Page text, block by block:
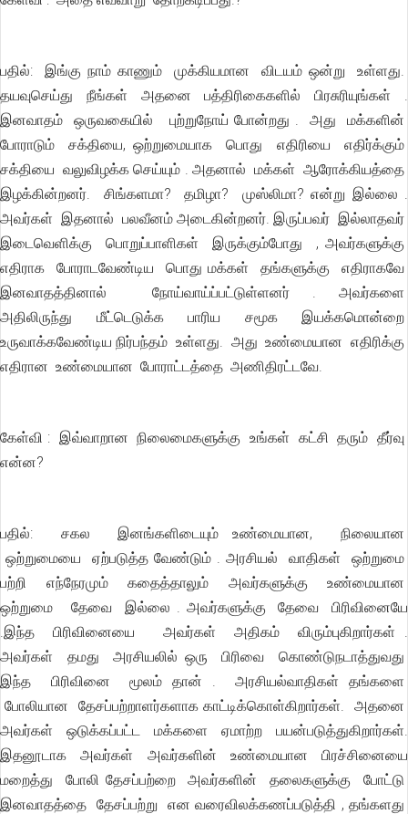
பதில்: இங்கு நாம் காணும் முக்கியமான விடயம் ஒன்று உள்ளது.
தயவுசெய்து நீங்கள் அதனை பத்திரிகைகளில் பிரசுரியுங்கள் .
இனவாதம் ஒருவகையில் புற்றுநோய் போன்றது . அது மக்களின்
போராடும் சக்தியை, ஒற்றுமையாக பொது எதிரியை எதிர்க்கும்
சக்தியை வலுவிழக்க செய்யும் . அதனால் மக்கள் ஆரோக்கியத்தை
இழக்கின்றனர். சிங்களமா? தமிழா? முஸ்லிமா? என்று இல்லை .
அவர்கள் இதனால் பலவீனம் அடைகின்றனர். இருப்பவர் இல்லாதவர்
இடைவெளிக்கு பொறுப்பாளிகள் இருக்கும்போது , அவர்களுக்கு
எதிராக போராடவேண்டிய பொது மக்கள் தங்களுக்கு எதிராகவே
இனவாதத்தினால் நோய்வாய்ப்பட்டுள்ளனர் . அவர்களை
அதிலிருந்து மீட்டெடுக்க பாரிய சமூக இயக்கமொன்றை
உருவாக்கவேண்டிய நிர்பந்தம் உள்ளது. அது உண்மையான எதிரிக்கு
எதிரான உண்மையான போராட்டத்தை அணிதிரட்டவே.
கேள்வி : இவ்வாறான நிலைமைகளுக்கு உங்கள் கட்சி தரும் தீர்வு
என்ன?
பதில்: சகல இனங்களிடையும் உண்மையான, நிலையான
ஒற்றுமையை ஏற்படுத்த வேண்டும் . அரசியல் வாதிகள் ஒற்றுமை
பற்றி எந்நேரமும் கதைத்தாலும் அவர்களுக்கு உண்மையான
ஒற்றுமை தேவை இல்லை . அவர்களுக்கு தேவை பிரிவினையே
.இந்த பிரிவினையை அவர்கள் அதிகம் விரும்புகிறார்கள் .
அவர்கள் தமது அரசியலில் ஒரு பிரிவை கொண்டுநடாத்துவது
இந்த பிரிவினை மூலம் தான் . அரசியல்வாதிகள் தங்களை
போலியான தேசப்பற்றாளர்களாக காட்டிக்கொள்கிறார்கள். அதனை
அவர்கள் ஒடுக்கப்பட்ட மக்களை ஏமாற்ற பயன்படுத்துகிறார்கள்.
இதனூடாக அவர்கள் அவர்களின் உண்மையான பிரச்சினையை
மறைத்து போலி தேசப்பற்றை அவர்களின் தலைகளுக்கு போட்டு
இனவாதத்தை தேசப்பற்று என வரைவிலக்கணப்படுத்தி , தங்களது